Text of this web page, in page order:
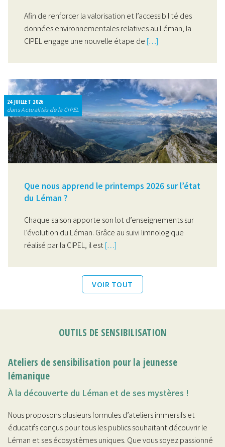
Afin de renforcer la valorisation et l’accessibilité des
données environnementales relatives au Léman, la
CIPEL engage une nouvelle étape de […]
24 JUILLET 2026
dans Actualités de la CIPEL
Que nous apprend le printemps 2026 sur l’état
du Léman ?
Chaque saison apporte son lot d’enseignements sur
l’évolution du Léman. Grâce au suivi limnologique
réalisé par la CIPEL, il est […]
VOIR TOUT
OUTILS DE SENSIBILISATION
Ateliers de sensibilisation pour la jeunesse
lémanique
À la découverte du Léman et de ses mystères !
Nous proposons plusieurs formules d’ateliers immersifs et
éducatifs conçus pour tous les publics souhaitant découvrir le
Léman et ses écosystèmes uniques. Que vous soyez passionné